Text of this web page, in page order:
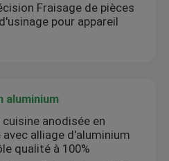
Fraisage de pièces
pour appareil
aluminium
anodisée en
alliage d'aluminium
qualité à 100%